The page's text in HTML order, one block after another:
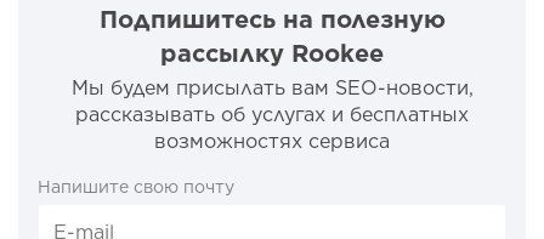
Подпишитесь на полезную
рассылку Rookee
Мы будем присылать вам SEO-новости,
рассказывать об услугах и бесплатных
возможностях сервиса
Напишите свою почту